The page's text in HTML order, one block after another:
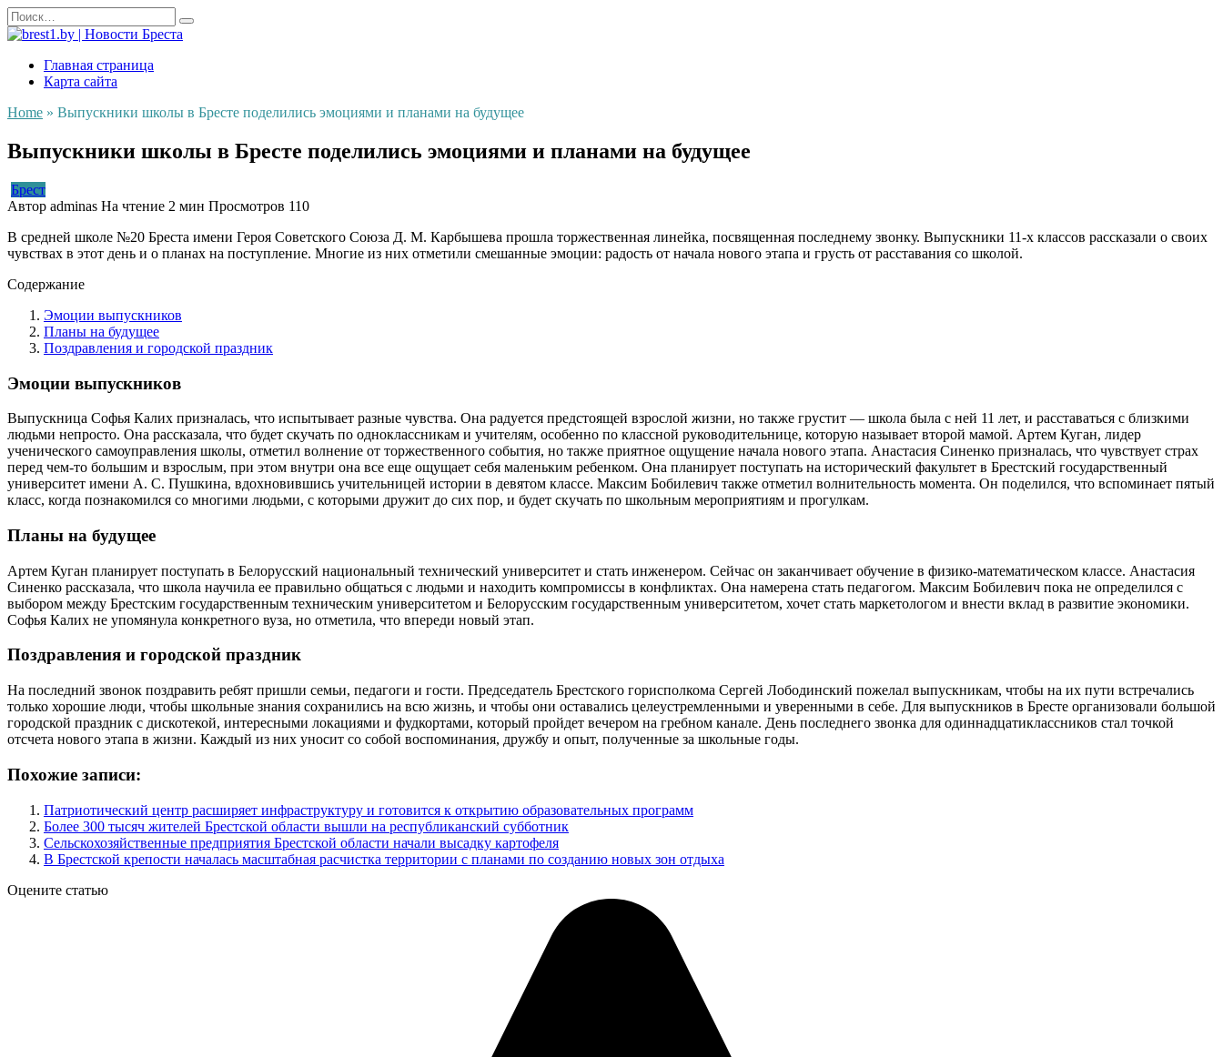
Перейти
к
содержанию
Search
for:
Главная страница
Карта сайта
Home » Выпускники школы в Бресте поделились эмоциями и планами на будущее
Выпускники школы в Бресте поделились эмоциями и планами на будущее
Брест
Автор adminas На чтение 2 мин Просмотров 110
В средней школе №20 Бреста имени Героя Советского Союза Д. М. Карбышева прошла торжественная линейка, посвященная последнему звонку. Выпускники 11-х классов рассказали о своих
чувствах в этот день и о планах на поступление. Многие из них отметили смешанные эмоции: радость от начала нового этапа и грусть от расставания со школой.
Содержание
Эмоции выпускников
Планы на будущее
Поздравления и городской праздник
Эмоции выпускников
Выпускница Софья Калих призналась, что испытывает разные чувства. Она радуется предстоящей взрослой жизни, но также грустит — школа была с ней 11 лет, и расставаться с близкими
людьми непросто. Она рассказала, что будет скучать по одноклассникам и учителям, особенно по классной руководительнице, которую называет второй мамой. Артем Куган, лидер
ученического самоуправления школы, отметил волнение от торжественного события, но также приятное ощущение начала нового этапа. Анастасия Синенко призналась, что чувствует страх
перед чем-то большим и взрослым, при этом внутри она все еще ощущает себя маленьким ребенком. Она планирует поступать на исторический факультет в Брестский государственный
университет имени А. С. Пушкина, вдохновившись учительницей истории в девятом классе. Максим Бобилевич также отметил волнительность момента. Он поделился, что вспоминает пятый
класс, когда познакомился со многими людьми, с которыми дружит до сих пор, и будет скучать по школьным мероприятиям и прогулкам.
Планы на будущее
Артем Куган планирует поступать в Белорусский национальный технический университет и стать инженером. Сейчас он заканчивает обучение в физико-математическом классе. Анастасия
Синенко рассказала, что школа научила ее правильно общаться с людьми и находить компромиссы в конфликтах. Она намерена стать педагогом. Максим Бобилевич пока не определился с
выбором между Брестским государственным техническим университетом и Белорусским государственным университетом, хочет стать маркетологом и внести вклад в развитие экономики.
Софья Калих не упомянула конкретного вуза, но отметила, что впереди новый этап.
Поздравления и городской праздник
На последний звонок поздравить ребят пришли семьи, педагоги и гости. Председатель Брестского горисполкома Сергей Лободинский пожелал выпускникам, чтобы на их пути встречались
только хорошие люди, чтобы школьные знания сохранились на всю жизнь, и чтобы они оставались целеустремленными и уверенными в себе. Для выпускников в Бресте организовали большой
городской праздник с дискотекой, интересными локациями и фудкортами, который пройдет вечером на гребном канале. День последнего звонка для одиннадцатиклассников стал точкой
отсчета нового этапа в жизни. Каждый из них уносит со собой воспоминания, дружбу и опыт, полученные за школьные годы.
Похожие записи:
Патриотический центр расширяет инфраструктуру и готовится к открытию образовательных программ
Более 300 тысяч жителей Брестской области вышли на республиканский субботник
Сельскохозяйственные предприятия Брестской области начали высадку картофеля
В Брестской крепости началась масштабная расчистка территории с планами по созданию новых зон отдыха
Оцените статью